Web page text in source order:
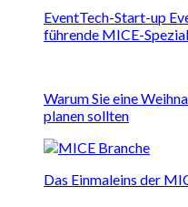
EventTech-Start-up
führende MICE-
Warum Sie eine
planen sollten
Das Einmaleins der